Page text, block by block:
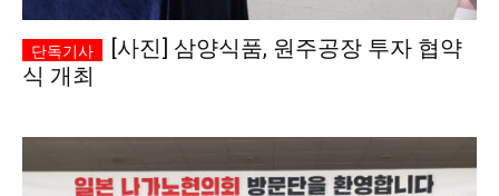
[사진] 삼양식품, 원주공장 투자 협약
식 개최